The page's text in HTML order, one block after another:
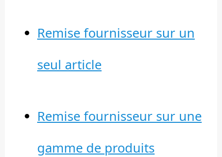
Remise fournisseur sur un
seul article
Remise fournisseur sur une
gamme de produits